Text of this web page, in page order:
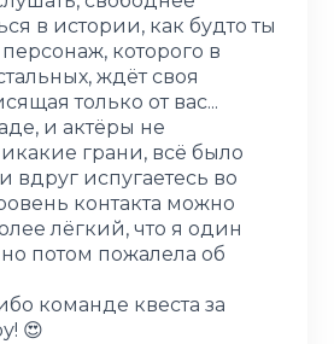
в истории, как будто ты
которого в
ждёт своя
только от вас...
и актёры не
грани, всё было
вдруг испугаетесь во
контакта можно
лёгкий, что я один
потом пожалела об
команде квеста за
😍